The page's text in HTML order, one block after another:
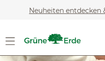
Zum Hauptinhalt springen
Neuheiten entdecken